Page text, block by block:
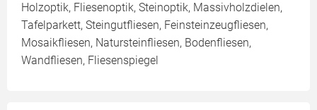
Holzoptik, Fliesenoptik, Steinoptik, Massivholzdielen,
Tafelparkett, Steingutfliesen, Feinsteinzeugfliesen,
Mosaikfliesen, Natursteinfliesen, Bodenfliesen,
Wandfliesen, Fliesenspiegel